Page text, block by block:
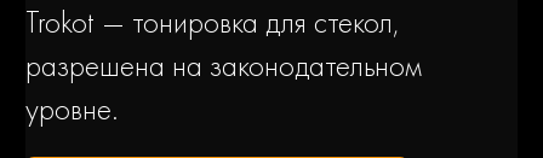
Trokot — тонировка для стекол,
разрешена на законодательном
уровне.